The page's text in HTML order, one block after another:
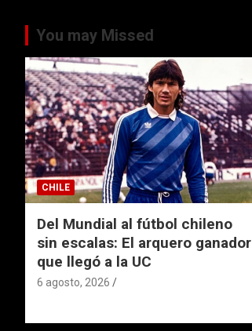
You may Missed
CHILE
Del Mundial al fútbol chileno
sin escalas: El arquero ganador
que llegó a la UC
6 agosto, 2026